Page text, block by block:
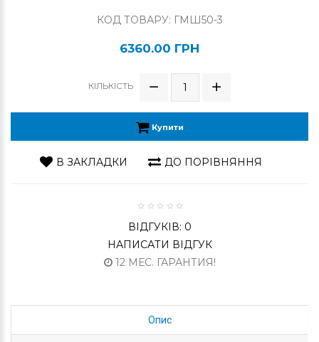
КОД ТОВАРУ: ГМШ50-3
6360.00 ГРН
КІЛЬКІСТЬ
Купити
В ЗАКЛАДКИ ДО ПОРІВНЯННЯ
ВІДГУКІВ: 0
НАПИСАТИ ВІДГУК
12 МЕС. ГАРАНТИЯ!
Опис